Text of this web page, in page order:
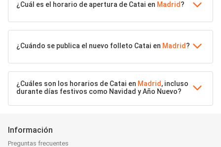
¿Cuál es el horario de apertura de Catai en Madrid ?
¿Cuándo se publica el nuevo folleto Catai en Madrid ?
¿Cuáles son los horarios de Catai en Madrid , incluso
durante días festivos como Navidad y Año Nuevo?
Información
Preguntas frecuentes